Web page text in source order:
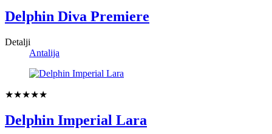
Delphin Diva Premiere
Detalji
Antalija
★★★★★
Delphin Imperial Lara